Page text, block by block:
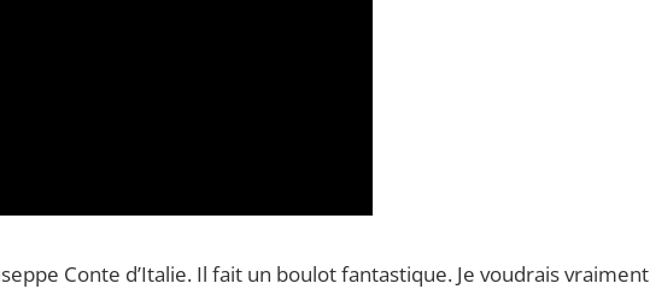
Conte d’Italie. Il fait un boulot fantastique. Je voudrais vraiment